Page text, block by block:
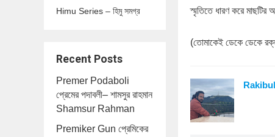
Himu Series – হিমু সমগ্র
Recent Posts
Premer Podaboli
প্রেমের পদাবলী– শামসুর রাহমান
Shamsur Rahman
Premiker Gun প্রেমিকের
স্মৃতিতে ধারণ করে মাছটির
(তোমাকেই ডেকে ডেকে